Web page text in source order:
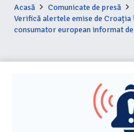
Acasă
Comunicate de presă
Verifică alertele emise de
consumator european informat